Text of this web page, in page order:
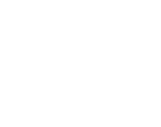
7.